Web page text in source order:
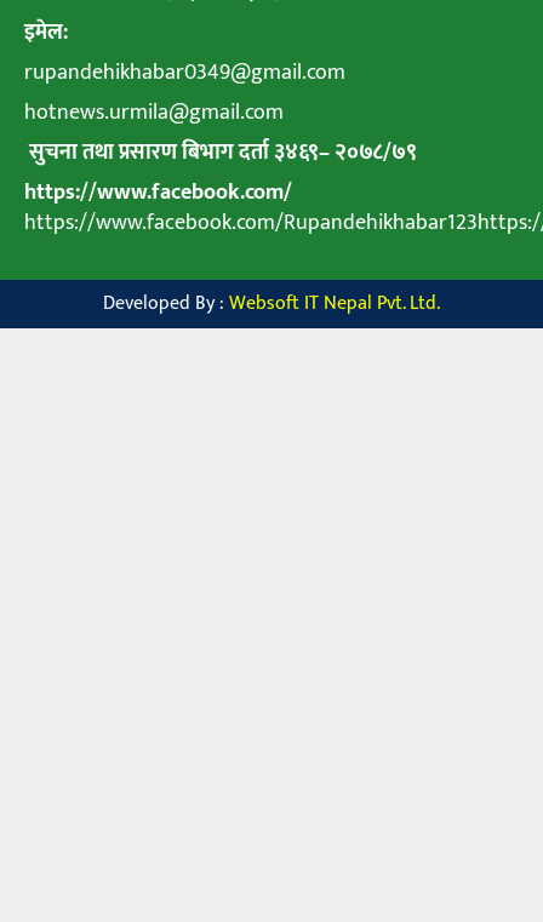
इमेल:
rupandehikhabar0349@gmail.com
hotnews.urmila@gmail.com
सुचना तथा प्रसारण बिभाग दर्ता ३४६९–२०७८/७९
https://www.facebook.com/
https://www.facebook.com/
Developed By :Websoft IT Nepal Pvt. Ltd.